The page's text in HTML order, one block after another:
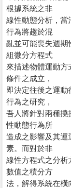
根據系統之非
線性動態分析，當
行為將趨於混
亂並可能喪失週期
組微分方程式
來描述物體運動
條件之成立，
即決定往後之運
行為之研究，
吾人將針對兩種撓
性動態行為所
造成之影響及其運
素。而對於非
線性方程式之分析
數值之積分方
法，解得系統在橫